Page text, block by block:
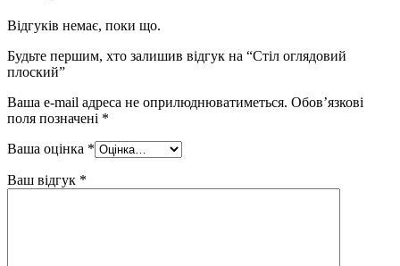
Відгуків немає, поки що.
Будьте першим, хто залишив відгук на “Стіл оглядовий
плоский”
Ваша e-mail адреса не оприлюднюватиметься. Обов’язкові
поля позначені *
Ваша оцінка *
Ваш відгук *